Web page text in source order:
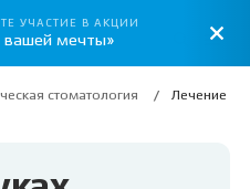
стоматология Лечение
УЧАСТИЕ В АКЦИИ
вашей мечты»